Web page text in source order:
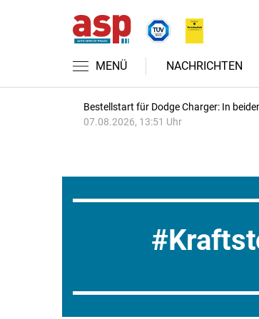
MENÜ NACHRICHTEN
Bestellstart für Dodge Charger: In
07.08.2026, 13:51 Uhr